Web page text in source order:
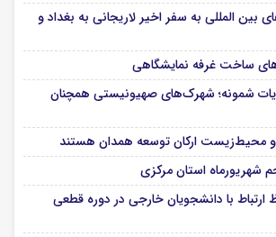
بین المللی به سفر اخیر لاریجانی به بغداد و
ساخت غرفه نمایشگاهی
شمونه؛ شهرک‌های صهیونیستی همچنان
محیط‌زیست ارکان توسعه همدان هستند
شهریورماه استان مرکزی
با دانشجویان خارجی در دوره قطعی